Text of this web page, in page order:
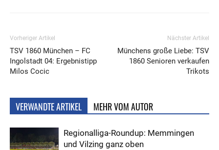
Vorheriger Artikel
TSV 1860 München – FC
Ingolstadt 04: Ergebnistipp
Milos Cocic
Nächster Artikel
Münchens große Liebe: TSV
1860 Senioren verkaufen
Trikots
VERWANDTE ARTIKEL MEHR VOM AUTOR
Regionalliga-Roundup: Memmingen
und Vilzing ganz oben